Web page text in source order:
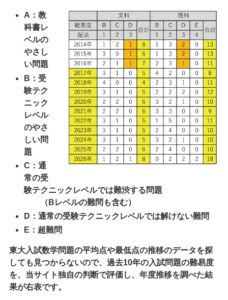
A：教
科書レ
ベルの
やさし
い問題
B：受
験テク
ニック
レベル
のやさ
しい問
題
C：通
常の受
験テクニックレベルでは難渋する問題
（Bレベルの難問も含む）
D：通常の受験テクニックレベルでは解けない難問
E：超難問
東大入試数学問題の平均点や最低点の推移のデータを探
しても見つからないので、過去10年の入試問題の難易度
を、当サイト独自の判断で評価し、年度推移を調べた結
果が右表です。